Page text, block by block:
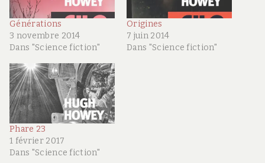
Générations
3 novembre 2014
Dans "Science fiction"
Origines
7 juin 2014
Dans "Science fiction"
Phare 23
1 février 2017
Dans "Science fiction"